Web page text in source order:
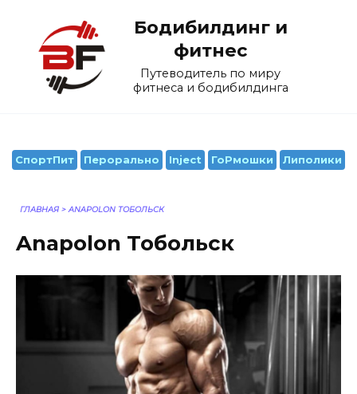
содержанию
Бодибилдинг и
фитнес
Путеводитель по миру
фитнеса и бодибилдинга
СпортПит Перорально Inject ГоРмошки Липолики
ГЛАВНАЯ > ANAPOLON ТОБОЛЬСК
Anapolon Тобольск